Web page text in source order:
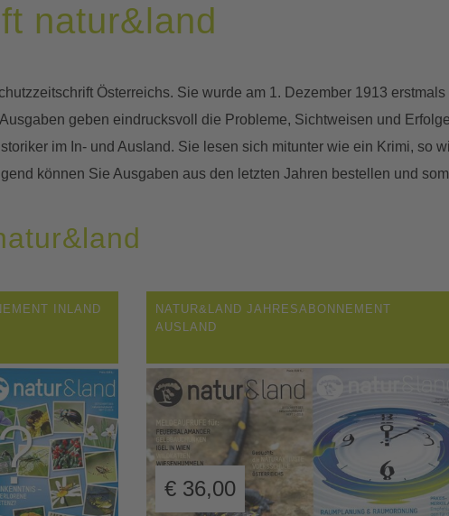
natur&land
Österreichs. Sie wurde am 1. Dezember 1913
geben eindrucksvoll die Probleme, Sichtweisen und
im In- und Ausland. Sie lesen sich mitunter wie ein Krimi, so
können Sie Ausgaben aus den letzten Jahren bestellen und
INLAND
NATUR&LAND JAHRESABONNEMENT
AUSLAND
€ 36,00